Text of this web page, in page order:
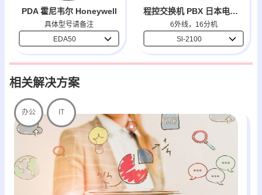
PDA 霍尼韦尔 Honeywell
具体型号请备注
EDA50
程控交换机 PBX 日本电气 NEC
6外线，16分机
Sl-2100
相关解决方案
办公 IT